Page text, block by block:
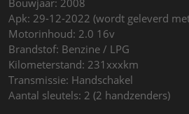
Bouwjaar: 2008
Apk: 29-12-2022 (wordt geleverd
Motorinhoud: 2.0 16v
Brandstof: Benzine / LPG
Kilometerstand: 231xxxkm
Transmissie: Handschakel
Aantal sleutels: 2 (2 handzenders)